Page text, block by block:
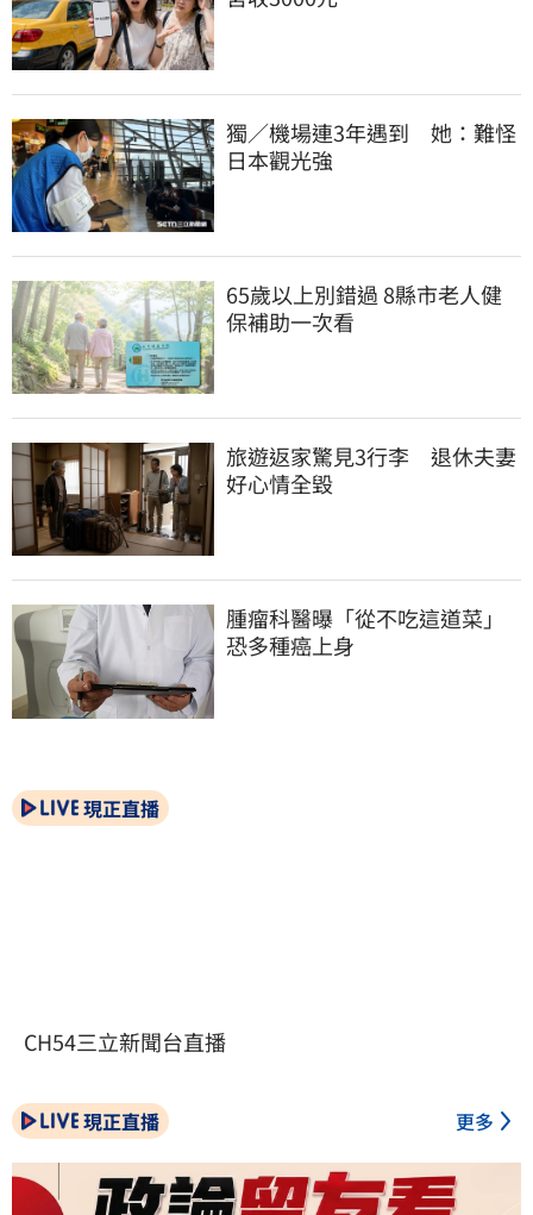
獨／機場連3年遇到　她：難怪
日本觀光強
65歲以上別錯過 8縣市老人健
保補助一次看
旅遊返家驚見3行李　退休夫妻
好心情全毀
腫瘤科醫曝「從不吃這道菜」
恐多種癌上身
現正直播
CH54三立新聞台直播
現正直播 更多